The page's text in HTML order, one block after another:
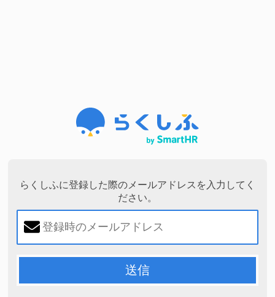
らくしふに登録した際のメールアドレスを入力してく
ださい。